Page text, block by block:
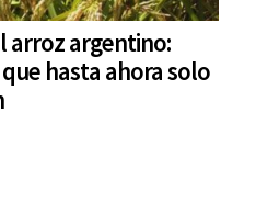
arroz argentino:
hasta ahora solo